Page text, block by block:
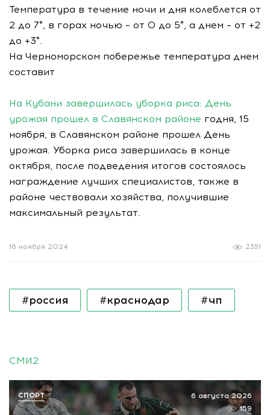
Температура в течение ночи и дня колеблется от
2 до 7°, в горах ночью – от 0 до 5°, а днем – от +2
до +3°.
На Черноморском побережье температура днем
составит
На Кубани завершилась уборка риса: День
урожая прошел в Славянском районе годня, 15
ноября, в Славянском районе прошел День
урожая. Уборка риса завершилась в конце
октября, после подведения итогов состоялось
награждение лучших специалистов, также в
районе чествовали хозяйства, получившие
максимальный результат.
2351
16 ноября 2024
#россия #краснодар #чп
СМИ2
6 августа 2026
159
СПОРТ